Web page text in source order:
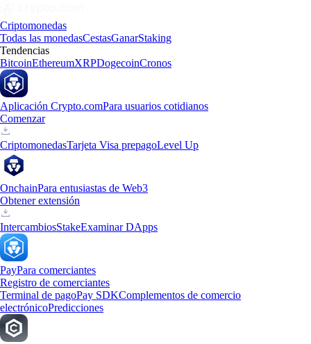
Criptomonedas
Todas las monedasCestasGanarStaking
Tendencias
BitcoinEthereumXRPDogecoinCronos
Aplicación Crypto.comPara usuarios cotidianos
Comenzar
CriptomonedasTarjeta Visa prepagoLevel Up
OnchainPara entusiastas de Web3
Obtener extensión
IntercambiosStakeExaminar DApps
PayPara comerciantes
Registro de comerciantes
Terminal de pagoPay SDKComplementos de comercio
electrónicoPredicciones